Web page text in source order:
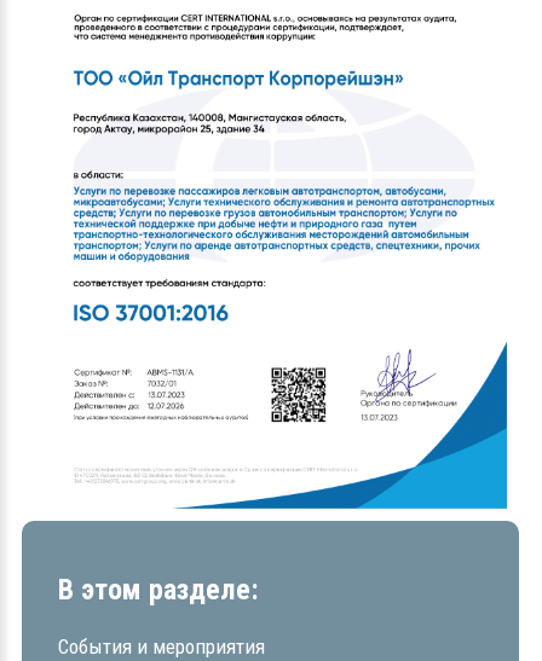
В этом разделе:
События и мероприятия